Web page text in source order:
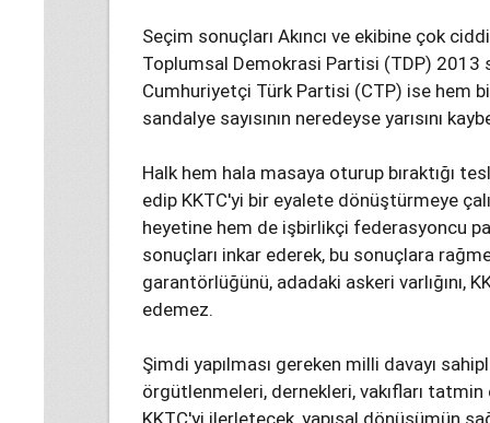
Seçim sonuçları Akıncı ve ekibine çok
Toplumsal Demokrasi Partisi (TDP) 2013
Cumhuriyetçi Türk Partisi (CTP) ise hem
sandalye sayısının neredeyse yarısını
Halk hem hala masaya oturup bıraktığı
edip KKTC'yi bir eyalete dönüştürmeye
heyetine hem de işbirlikçi federasyoncu
sonuçları inkar ederek, bu sonuçlara
garantörlüğünü, adadaki askeri varlığını,
edemez.
Şimdi yapılması gereken milli davayı
örgütlenmeleri, dernekleri, vakıfları
KKTC'yi ilerletecek, yapısal dönüşümün